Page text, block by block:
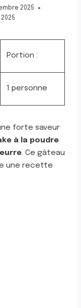
2025
Portion :
1 personne
forte saveur
à la poudre
. Ce gâteau
une recette